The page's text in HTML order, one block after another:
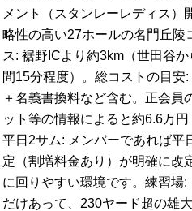
メント（スタンレーレディス）
略性の高い27ホールの名門丘陵
ス: 裾野ICより約3km（世田谷
間15分程度）。総コストの目安
＋名義書換料など含む。正会員
ット等の情報によると約6.6万
平日2サム: メンバーであれば平
定（割増料金あり）が明確に改
に回りやすい環境です。練習場
だけあって、230ヤード超の雄